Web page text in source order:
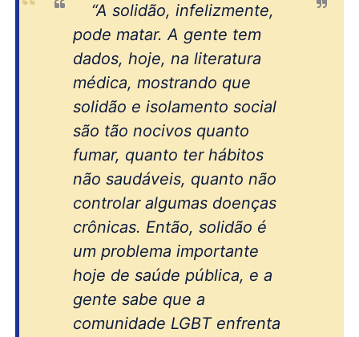
“A solidão, infelizmente,
pode matar. A gente tem
dados, hoje, na literatura
médica, mostrando que
solidão e isolamento social
são tão nocivos quanto
fumar, quanto ter hábitos
não saudáveis, quanto não
controlar algumas doenças
crônicas. Então, solidão é
um problema importante
hoje de saúde pública, e a
gente sabe que a
comunidade LGBT enfrenta